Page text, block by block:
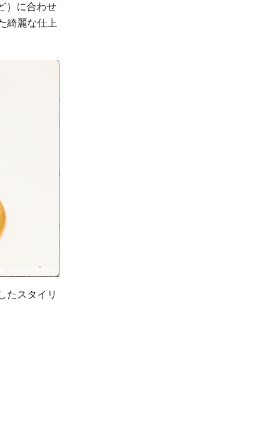
）に合わせ
綺麗な仕上
たスタイリ